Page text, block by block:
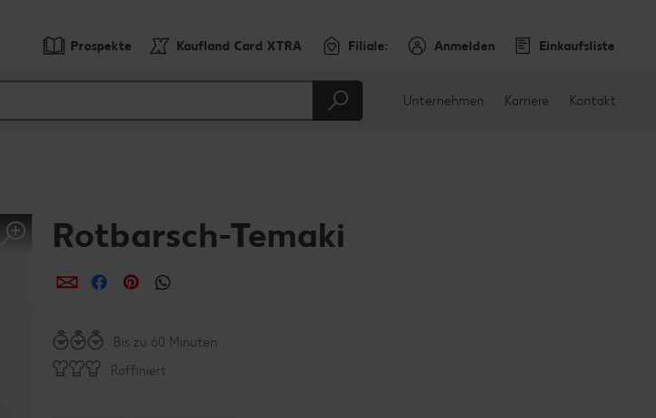
Prospekte Kaufland Card XTRA Filiale: Anmelden Einkaufsliste
Unternehmen Karriere Kontakt
Rotbarsch-Temaki
per E-Mail teilen
per Facebook teilen
per Pinterest teilen
Bis zu 60 Minuten
Raffiniert